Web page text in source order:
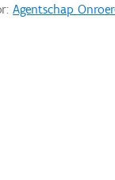
Agentschap